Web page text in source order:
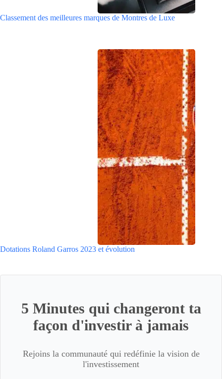
Classement des meilleures marques de Montres de Luxe
Dotations Roland Garros 2023 et évolution
5 Minutes qui changeront ta
façon d'investir à jamais
Rejoins la communauté qui redéfinie la vision de
l'investissement